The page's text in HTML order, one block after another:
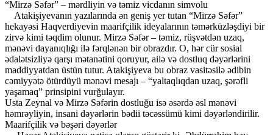
“Mirzə Səfər” – mərdliyin və təmiz vicdanın simvolu
Atakişiyevanın yazılarında ən geniş yer tutan “Mirzə Səfər”
hekayəsi Haqverdiyevin maarifçilik ideyalarının təmərküzləşdiyi bir
zirvə kimi təqdim olunur. Mirzə Səfər – təmiz, rüşvətdən uzaq,
mənəvi dayanıqlığı ilə fərqlənən bir obrazdır. O, hər cür sosial
ədalətsizliyə qarşı mətanətini qoruyur, ailə və dostluq dəyərlərini
maddiyyatdan üstün tutur. Atakişiyeva bu obraz vasitəsilə ədibin
cəmiyyətə ötürdüyü mənəvi mesajı – “yaltaqlıqdan uzaq, şərəfli
yaşamaq” prinsipini vurğulayır.
Usta Zeynal və Mirzə Səfərin dostluğu isə əsərdə əsl mənəvi
həmrəyliyin, insani dəyərlərin bədii təcəssümü kimi dəyərləndirilir.
Maarifçilik və bəşəri dəyərlər